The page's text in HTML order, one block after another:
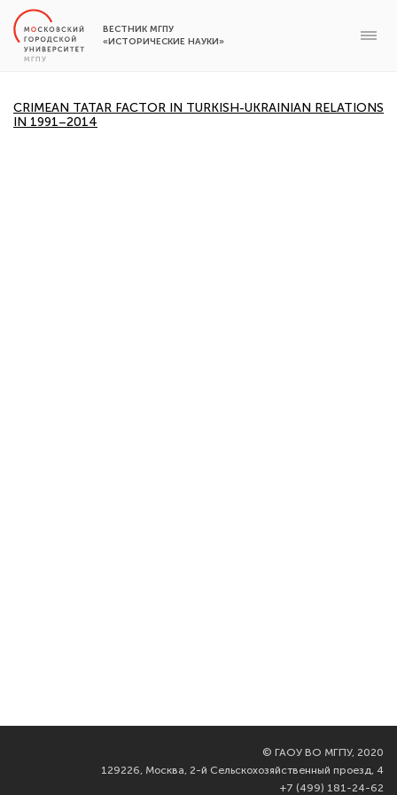
ВЕСТНИК МГПУ
«ИСТОРИЧЕСКИЕ НАУКИ»
CRIMEAN TATAR FACTOR IN TURKISH-UKRAINIAN RELATIONS
IN 1991–2014
© ГАОУ ВО МГПУ, 2020
129226, Москва, 2-й Сельскохозяйственный проезд, 4
+7 (499) 181-24-62